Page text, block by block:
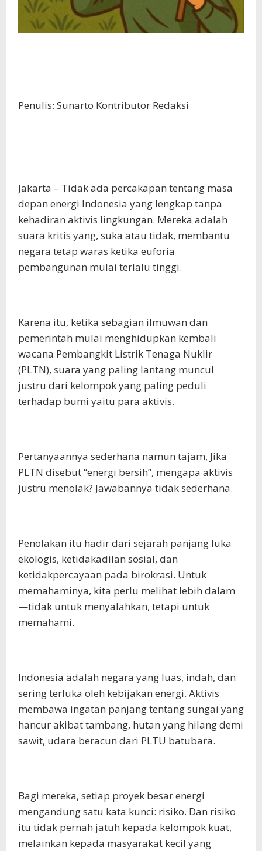
Penulis: Sunarto Kontributor Redaksi
Jakarta – Tidak ada percakapan tentang masa
depan energi Indonesia yang lengkap tanpa
kehadiran aktivis lingkungan. Mereka adalah
suara kritis yang, suka atau tidak, membantu
negara tetap waras ketika euforia
pembangunan mulai terlalu tinggi.
Karena itu, ketika sebagian ilmuwan dan
pemerintah mulai menghidupkan kembali
wacana Pembangkit Listrik Tenaga Nuklir
(PLTN), suara yang paling lantang muncul
justru dari kelompok yang paling peduli
terhadap bumi yaitu para aktivis.
Pertanyaannya sederhana namun tajam, Jika
PLTN disebut “energi bersih”, mengapa aktivis
justru menolak? Jawabannya tidak sederhana.
Penolakan itu hadir dari sejarah panjang luka
ekologis, ketidakadilan sosial, dan
ketidakpercayaan pada birokrasi. Untuk
memahaminya, kita perlu melihat lebih dalam
—tidak untuk menyalahkan, tetapi untuk
memahami.
Indonesia adalah negara yang luas, indah, dan
sering terluka oleh kebijakan energi. Aktivis
membawa ingatan panjang tentang sungai yang
hancur akibat tambang, hutan yang hilang demi
sawit, udara beracun dari PLTU batubara.
Bagi mereka, setiap proyek besar energi
mengandung satu kata kunci: risiko. Dan risiko
itu tidak pernah jatuh kepada kelompok kuat,
melainkan kepada masyarakat kecil yang